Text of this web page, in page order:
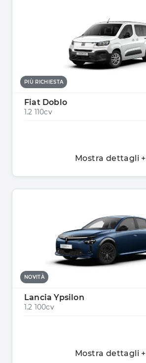
PIÙ RICHIESTA
Fiat Doblo
1.2 110cv
Mostra dettagli +
NOVITÀ
Lancia Ypsilon
1.2 100cv
Mostra dettagli +